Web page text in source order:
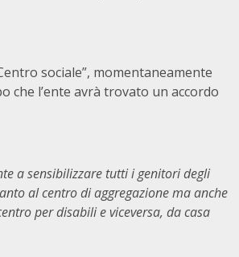
sociale”, momentaneamente
che l’ente avrà trovato un accordo
a sensibilizzare tutti i genitori degli
al centro di aggregazione ma anche
per disabili e viceversa, da casa